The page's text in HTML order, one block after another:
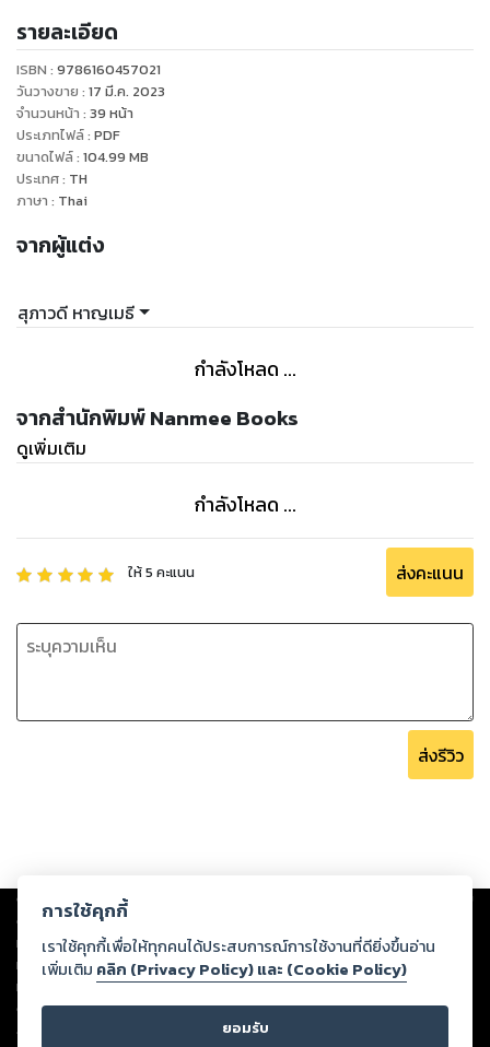
รายละเอียด
ISBN : 9786160457021
วันวางขาย : 17 มี.ค. 2023
จำนวนหน้า : 39 หน้า
ประเภทไฟล์: PDF
ขนาดไฟล์: 104.99 MB
ประเทศ: TH
ภาษา : Thai
จากผู้แต่ง
สุภาวดี หาญเมธี
กำลังโหลด ...
จากสำนักพิมพ์ Nanmee Books
ดูเพิ่มเติม
กำลังโหลด ...
ให้5 คะแนน ส่งคะแนน
ส่งรีวิว
Copyright © 2026
ต่อผลงานหรือเนื้อหาใดที่อัปโหลดผ่านเว็บไซต์และปรากฏว่าละเมิดสิทธิใน
ทรัพย์สินทางปัญญาของบุคคลอื่นหรือขัดต่อกฎหมายและศีลธรรม ดังนั้น ผู้อ่าน
ทุกท่านโปรดใช้วิจารณญาณในการกลั่นกรองด้วยตนเอง และหากท่านพบว่าส่วน
หนึ่งส่วนใดขัดต่อกฎหมายและศีลธรรม กรุณาแจ้งมายังบริษัท เพื่อทีมงานจะได้
ดำเนินการในทันที ทั้งนี้ ทางสตอรี่ล็อกขอสงวนลิขสิทธิ์ตามพระราชบัญญัติ
ลิขสิทธิ์ พ.ศ. 2537 (ฉบับล่าสุด)
การใช้คุกกี้
เราใช้คุกกี้เพื่อให้ทุกคนได้ประสบการณ์การใช้งานที่ดียิ่งขึ้นอ่าน
เพิ่มเติม คลิก (Privacy Policy) และ (Cookie Policy)
ยอมรับ